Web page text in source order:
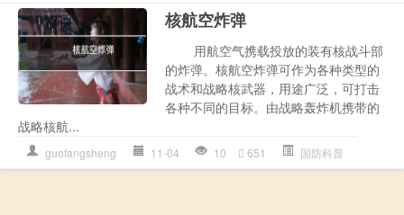
核航空炸弹
用航空气携载投放的装有核战斗部
的炸弹。核航空炸弹可作为各种类型的
战术和战略核武器，用途广泛，可打击
各种不同的目标。由战略轰炸机携带的
战略核航...
guofangsheng 11-04 10 651 国防科普